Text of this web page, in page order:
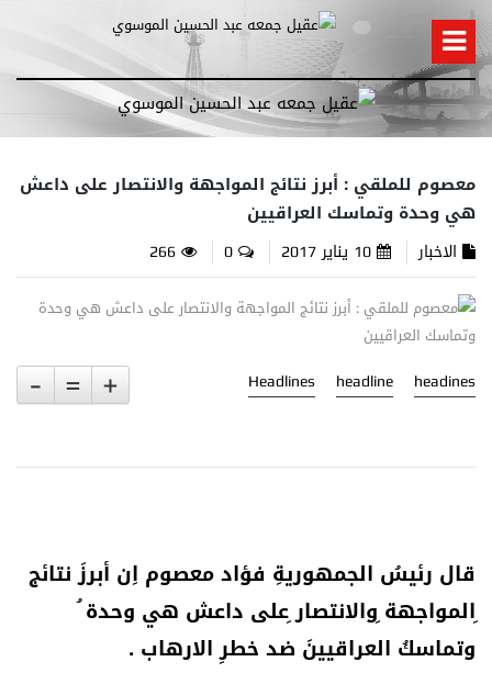
معصوم للملقي : أبرز نتائج المواجهة والانتصار على داعش
هي وحدة وتماسك العراقيين
الاخبار
headines
headline
Headlines
+
=
-
قال رئيسُ الجمهوريةِ فؤاد معصوم اِن أبرزَ نتائج
ِالمواجهة ِوالانتصار ِعلى داعش هي وحدة ُ
وتماسكُ العراقيينَ ضد خطرِ الارهاب .